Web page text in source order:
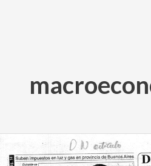
nuevamente